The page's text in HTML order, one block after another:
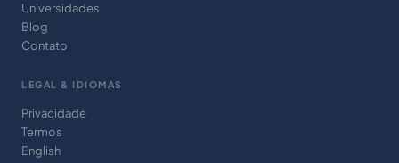
Universidades
Blog
Contato
LEGAL & IDIOMAS
Privacidade
Termos
English